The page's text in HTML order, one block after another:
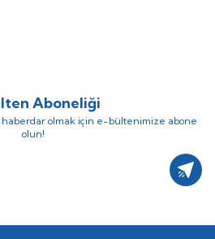
Aboneliği
olmak için e-bültenimize abone
olun!